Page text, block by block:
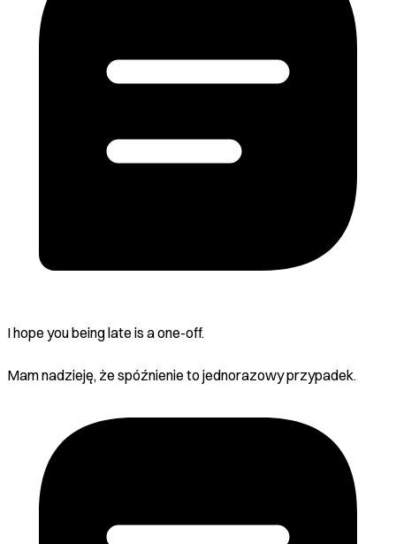
I hope you being late is a one-off.
Mam nadzieję, że spóźnienie to jednorazowy przypadek.